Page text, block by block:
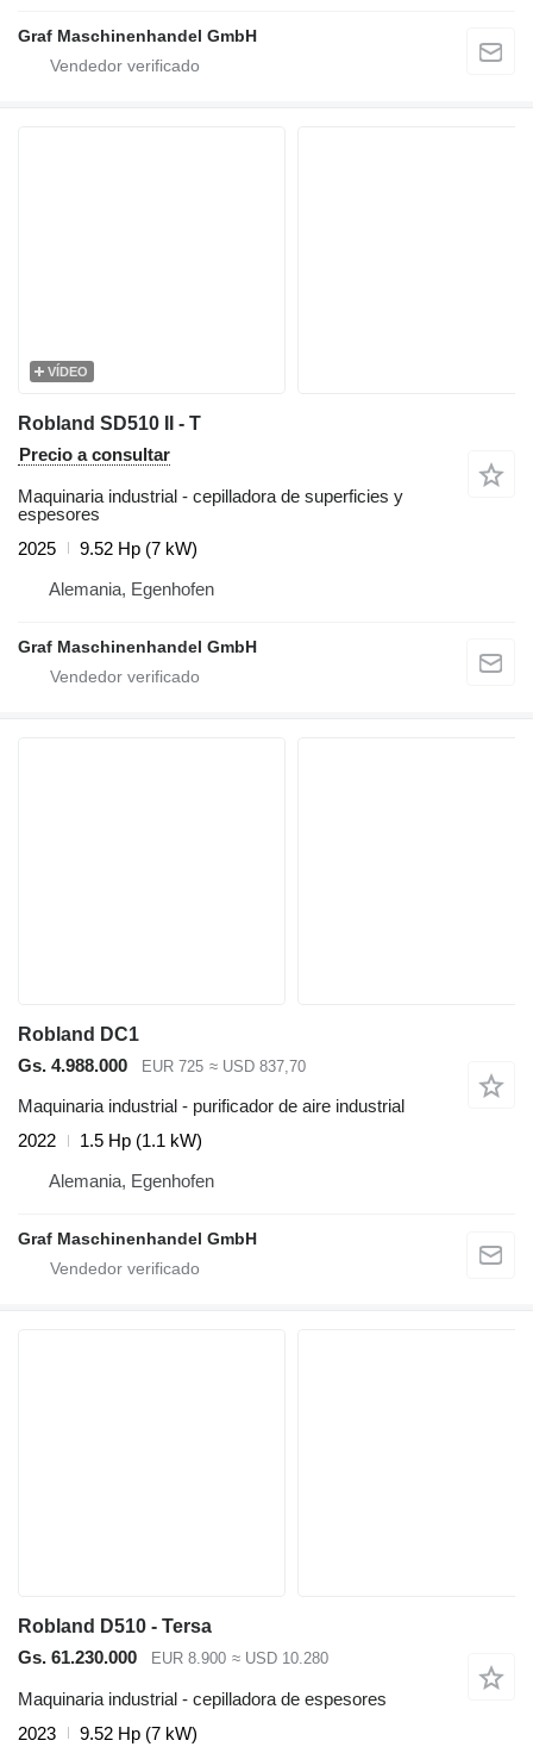
Graf Maschinenhandel GmbH
VÍDEO
Robland SD510 II - T
Precio a consultar
Maquinaria industrial - cepilladora de superficies y
espesores
2025
9.52 Hp (7 kW)
Alemania, Egenhofen
Graf Maschinenhandel GmbH
Robland DC1
Gs. 4.988.000
EUR 725 ≈ USD 837,70
Maquinaria industrial - purificador de aire industrial
2022
1.5 Hp (1.1 kW)
Alemania, Egenhofen
Graf Maschinenhandel GmbH
Robland D510 - Tersa
Gs. 61.230.000
EUR 8.900 ≈ USD 10.280
Maquinaria industrial - cepilladora de espesores
2023
9.52 Hp (7 kW)